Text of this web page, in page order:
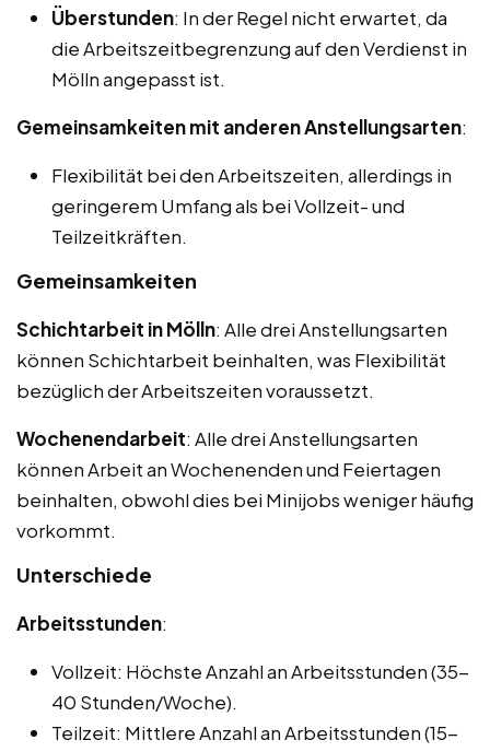
Überstunden: In der Regel nicht erwartet, da
die Arbeitszeitbegrenzung auf den Verdienst in
Mölln angepasst ist.
Gemeinsamkeiten mit anderen Anstellungsarten:
Flexibilität bei den Arbeitszeiten, allerdings in
geringerem Umfang als bei Vollzeit- und
Teilzeitkräften.
Gemeinsamkeiten
Schichtarbeit in Mölln: Alle drei Anstellungsarten
können Schichtarbeit beinhalten, was Flexibilität
bezüglich der Arbeitszeiten voraussetzt.
Wochenendarbeit: Alle drei Anstellungsarten
können Arbeit an Wochenenden und Feiertagen
beinhalten, obwohl dies bei Minijobs weniger häufig
vorkommt.
Unterschiede
Arbeitsstunden:
Vollzeit: Höchste Anzahl an Arbeitsstunden (35-
40 Stunden/Woche).
Teilzeit: Mittlere Anzahl an Arbeitsstunden (15-